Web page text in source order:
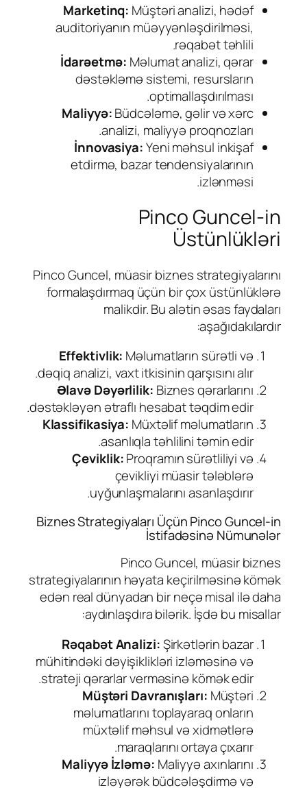
Marketinq: Müştəri analizi, hədəf
auditoriyanın müəyyənləşdirilməsi,
rəqabət təhlili.
İdarəetmə: Məlumat analizi, qərar
dəstəkləmə sistemi, resursların
optimallaşdırılması.
Maliyyə:Büdcələmə, gəlir və xərc
analizi, maliyyə proqnozları.
İnnovasiya:Yeni məhsul inkişaf
etdirmə, bazar tendensiyalarının
izlənməsi.
Pinco Guncel-in
Üstünlükləri
Pinco Guncel, müasir biznes strategiyalarını
formalaşdırmaq üçün bir çox üstünlüklərə
malikdir. Bu alətin əsas faydaları
aşağıdakılardır:
Effektivlik: Məlumatların sürətli və
dəqiq analizi, vaxt itkisinin qarşısını alır.
Əlavə Dəyərlilik: Biznes qərarlarını
dəstəkləyən ətraflı hesabat təqdim edir.
Klassifikasiya: Müxtəlif məlumatların
asanlıqla təhlilini təmin edir.
Çeviklik:Proqramın sürətliliyi və
çevikliyi müasir tələblərə
uyğunlaşmalarını asanlaşdırır.
Biznes Strategiyaları Üçün Pinco Guncel-in
İstifadəsinə Nümunələr
Pinco Guncel, müasir biznes
strategiyalarının həyata keçirilməsinə kömək
edən real dünyadan bir neçə misal ilə daha
aydınlaşdıra bilərik. İşdə bu misallar:
Rəqabət Analizi:Şirkətlərin bazar
mühitindəki dəyişiklikləri izləməsinə və
strateji qərarlar verməsinə kömək edir.
Müştəri Davranışları: Müştəri
məlumatlarını toplayaraq onların
müxtəlif məhsul və xidmətlərə
maraqlarını ortaya çıxarır.
Maliyyə İzləmə: Maliyyə axınlarını
izləyərək büdcələşdirmə və